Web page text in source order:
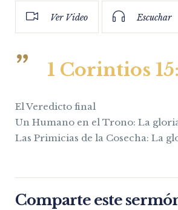
Ver Video Escuchar
1 Corintios
El Veredicto final
Un Humano en el Trono: La
Las Primicias de la Cosecha: La
Comparte este